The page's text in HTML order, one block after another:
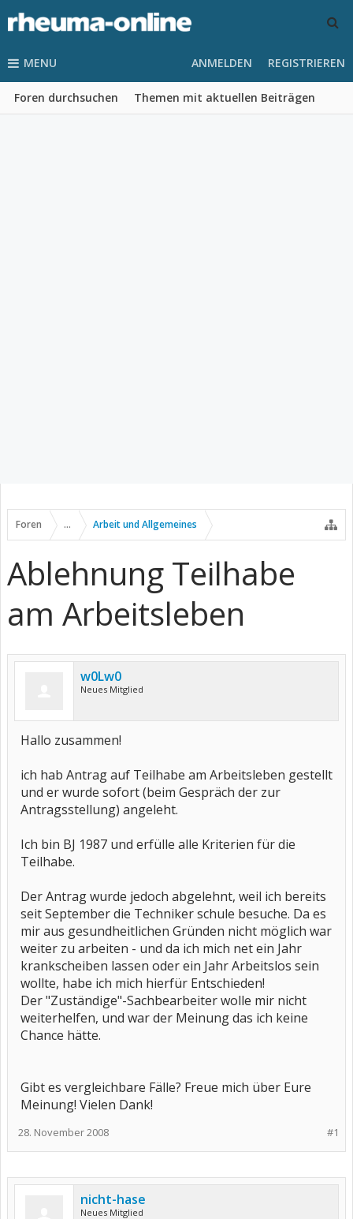
MENU
Foren durchsuchen Themen mit aktuellen Beiträgen
ANMELDEN REGISTRIEREN
Foren ... Arbeit und Allgemeines
Ablehnung Teilhabe
am Arbeitsleben
w0Lw0
Neues Mitglied
Hallo zusammen!
ich hab Antrag auf Teilhabe am Arbeitsleben gestellt
und er wurde sofort (beim Gespräch der zur
Antragsstellung) angeleht.
Ich bin BJ 1987 und erfülle alle Kriterien für die
Teilhabe.
Der Antrag wurde jedoch abgelehnt, weil ich bereits
seit September die Techniker schule besuche. Da es
mir aus gesundheitlichen Gründen nicht möglich war
weiter zu arbeiten - und da ich mich net ein Jahr
krankscheiben lassen oder ein Jahr Arbeitslos sein
wollte, habe ich mich hierfür Entschieden!
Der "Zuständige"-Sachbearbeiter wolle mir nicht
weiterhelfen, und war der Meinung das ich keine
Chance hätte.
Gibt es vergleichbare Fälle? Freue mich über Eure
Meinung! Vielen Dank!
#1
28. November 2008
nicht-hase
Neues Mitglied